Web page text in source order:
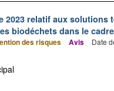
2023 relatif aux
biodéchets dans le
des risques Avis Date